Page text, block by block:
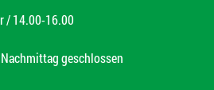
/ 14.00-16.00
geschlossen